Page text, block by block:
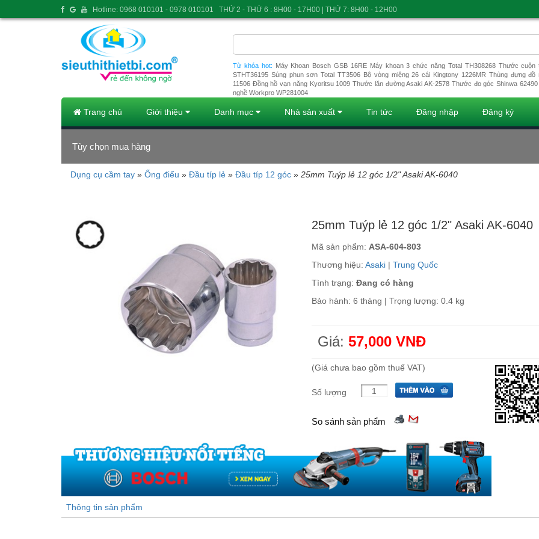
Từ khóa hot: Máy Khoan Bosch GSB 16RE Máy khoan 3 chức năng Total TH308268 Thước cuộn
STHT36195 Súng phun sơn Total TT3506 Bộ vòng miệng 26 cái Kingtony 1226MR Thùng đựng đồ
11506 Đồng hồ vạn năng Kyoritsu 1009 Thước lăn đường Asaki AK-2578 Thước đo góc Shinwa 62490
nghề Workpro WP281004
Trang chủ Giới thiệu Danh mục Nhà sản xuất Tin tức Đăng nhập Đăng ký
Tùy chọn mua hàng
Dụng cụ cầm tay » Ống điếu » Đầu típ lẻ » Đầu típ 12 góc » 25mm Tuýp lẻ 12 góc 1/2" Asaki AK-6040
25mm Tuýp lẻ 12 góc 1/2" Asaki AK-6040
Mã sản phẩm: ASA-604-803
Thương hiệu:Asaki |Trung Quốc
Tình trạng: Đang có hàng
Bảo hành: 6 tháng | Trọng lượng: 0.4 kg
Giá:57,000 VNĐ
(Giá chưa bao gồm thuế VAT)
Số lượng
So sánh sản phẩm
Thông tin sản phẩm
Hotline: 0968 010101 - 0978 010101 THỨ 2 - THỨ 6 : 8H00 - 17H00 | THỨ 7: 8H00 - 12H00